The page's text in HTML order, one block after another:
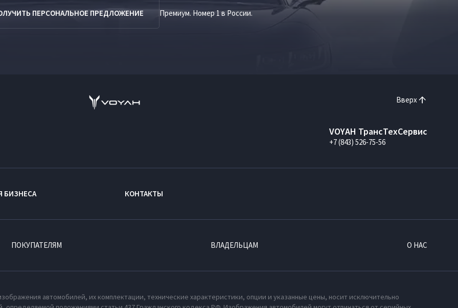
ПЕРСОНАЛЬНОЕ ПРЕДЛОЖЕНИЕ Премиум. Номер 1 в России.
Вверх
VOYAH ТрансТехСервис
+7 (843) 526-75-56
БИЗНЕСА КОНТАКТЫ
ПОКУПАТЕЛЯМ ВЛАДЕЛЬЦАМ О НАС
автомобилей, их комплектации, технические характеристики, опции и указанные цены, носит исключительно